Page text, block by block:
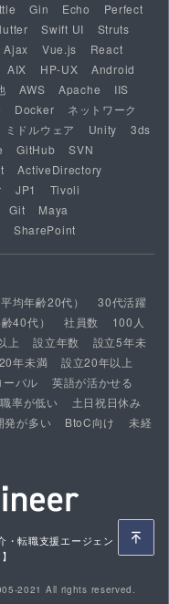
Gin Echo
Perfect
Swift UI
Struts
Ajax Vue.js
React
AIX HP-UX
Android
AWS Apache
IIS
Docker
ネットワーク
ミドルウェア Unity
3ds
GitHub
SVN
ActiveDirectory
JP1
Tivoli
Git
Maya
SharePoint
均年齢20代）
30代活躍
40代） 社員数
100人
上 設立年数
設立5年未
年未満
設立20年以上
ーバル
英語が活かせる
率が低い
土日祝日休み
発が多い BtoC向け
未経
転職支援エージェント
2021 All rights reserved.